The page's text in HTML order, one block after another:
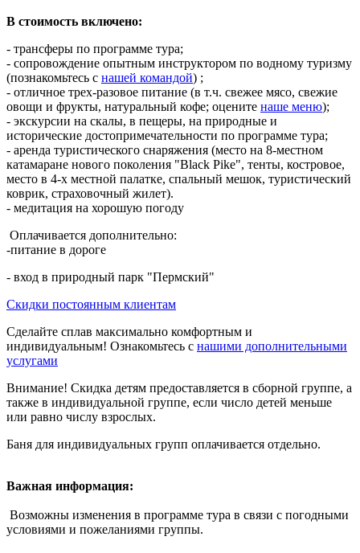
В стоимость включено:
- трансферы по программе тура;
- сопровождение опытным инструктором по водному туризму
(познакомьтесь с нашей командой) ;
- отличное трех-разовое питание (в т.ч. свежее мясо, свежие
овощи и фрукты, натуральный кофе; оцените наше меню);
- экскурсии на скалы, в пещеры, на природные и
исторические достопримечательности по программе тура;
- аренда туристического снаряжения (место на 8-местном
катамаране нового поколения "Black Pike", тенты, костровое,
место в 4-х местной палатке, спальный мешок, туристический
коврик, страховочный жилет).
- медитация на хорошую погоду
Оплачивается дополнительно:
-питание в дороге
- вход в природный парк "Пермский"
Скидки постоянным клиентам
Сделайте сплав максимально комфортным и
индивидуальным! Ознакомьтесь с нашими дополнительными
услугами
Внимание! Скидка детям предоставляется в сборной группе, а
также в индивидуальной группе, если число детей меньше
или равно числу взрослых.
Баня для индивидуальных групп оплачивается отдельно.
Важная информация:
Возможны изменения в программе тура в связи с погодными
условиями и пожеланиями группы.